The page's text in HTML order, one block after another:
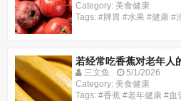
Category: 美食健康
Tags: #脾胃 #水果 #健康 #
若经常吃香蕉对老年人
三文鱼
5/1/2026
Category: 美食健康
Tags: #香蕉 #老年健康 #血